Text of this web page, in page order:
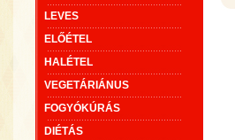
LEVES
ELŐÉTEL
HALÉTEL
VEGETÁRIÁNUS
FOGYÓKÚRÁS
DIÉTÁS